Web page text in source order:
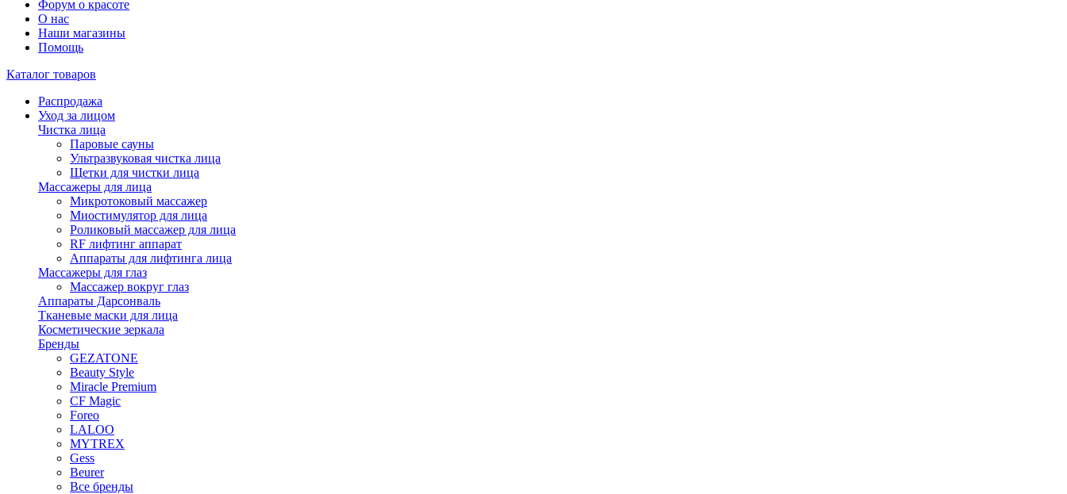
Форум о красоте
О нас
Наши магазины
Помощь
Каталог товаров
Распродажа
Уход за лицом
Чистка лица
Паровые сауны
Ультразвуковая чистка лица
Щетки для чистки лица
Массажеры для лица
Микротоковый массажер
Миостимулятор для лица
Роликовый массажер для лица
RF лифтинг аппарат
Аппараты для лифтинга лица
Массажеры для глаз
Массажер вокруг глаз
Аппараты Дарсонваль
Тканевые маски для лица
Косметические зеркала
Бренды
GEZATONE
Beauty Style
Miracle Premium
CF Magic
Foreo
LALOO
MYTREX
Gess
Beurer
Все бренды